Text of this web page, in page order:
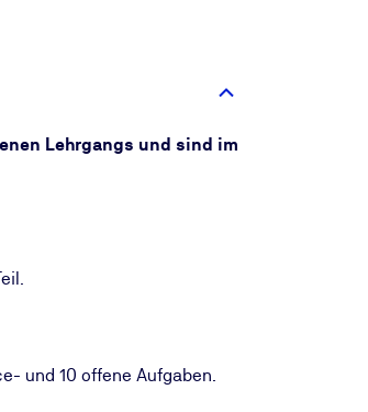
Lehrgangs und sind im
und 10 offene Aufgaben.